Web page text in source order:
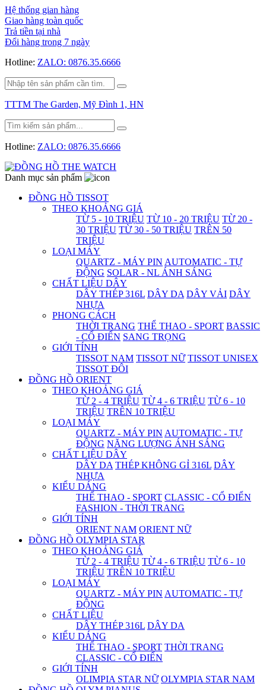
Hệ thống gian hàng
Giao hàng toàn quốc
Trả tiền tại nhà
Đổi hàng trong 7 ngày
Hotline: ZALO: 0876.35.6666
TTTM The Garden, Mỹ Đình 1, HN
Hotline: ZALO: 0876.35.6666
Danh mục sản phẩm
ĐỒNG HỒ TISSOT
THEO KHOẢNG GIÁ
TỪ 5 - 10 TRIỆU TỪ 10 - 20 TRIỆU TỪ 20 -
30 TRIỆU TỪ 30 - 50 TRIỆU TRÊN 50
TRIỆU
LOẠI MÁY
QUARTZ - MÁY PIN AUTOMATIC - TỰ
ĐỘNG SOLAR - NL ÁNH SÁNG
CHẤT LIỆU DÂY
DÂY THÉP 316L DÂY DA DÂY VẢI DÂY
NHỰA
PHONG CÁCH
THỜI TRANG THỂ THAO - SPORT BASSIC
- CỔ ĐIỂN SANG TRỌNG
GIỚI TÍNH
TISSOT NAM TISSOT NỮ TISSOT UNISEX
TISSOT ĐÔI
ĐỒNG HỒ ORIENT
THEO KHOẢNG GIÁ
TỪ 2 - 4 TRIỆU TỪ 4 - 6 TRIỆU TỪ 6 - 10
TRIỆU TRÊN 10 TRIỆU
LOẠI MÁY
QUARTZ - MÁY PIN AUTOMATIC - TỰ
ĐỘNG NĂNG LƯỢNG ÁNH SÁNG
CHẤT LIỆU DÂY
DÂY DA THÉP KHÔNG GỈ 316L DÂY
NHỰA
KIỂU DÁNG
THỂ THAO - SPORT CLASSIC - CỔ ĐIỂN
FASHION - THỜI TRANG
GIỚI TÍNH
ORIENT NAM ORIENT NỮ
ĐỒNG HỒ OLYMPIA STAR
THEO KHOẢNG GIÁ
TỪ 2 - 4 TRIỆU TỪ 4 - 6 TRIỆU TỪ 6 - 10
TRIỆU TRÊN 10 TRIỆU
LOẠI MÁY
QUARTZ - MÁY PIN AUTOMATIC - TỰ
ĐỘNG
CHẤT LIỆU
DÂY THÉP 316L DÂY DA
KIỂU DÁNG
THỂ THAO - SPORT THỜI TRANG
CLASSIC - CỔ ĐIỂN
GIỚI TÍNH
OLIMPIA STAR NỮ OLYMPIA STAR NAM